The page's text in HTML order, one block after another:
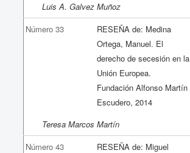
Luis A. Galvez Muñoz
Número 33
RESEÑA de: Medina
Ortega, Manuel. El
derecho de secesión en la
Unión Europea.
Fundación Alfonso Martín
Escudero, 2014
Teresa Marcos Martín
Número 43
RESEÑA de: Miguel